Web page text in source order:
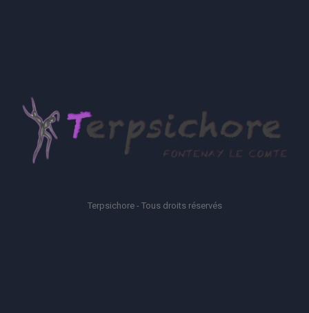
Terpsichore - Tous droits réservés